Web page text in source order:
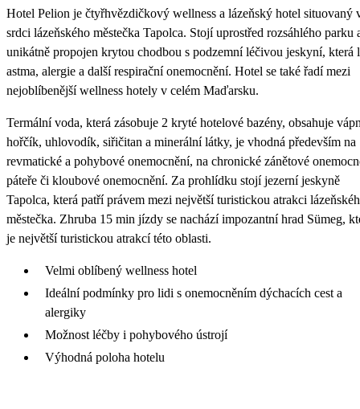
31
4 960
Hotel Pelion je čtyřhvězdičkový wellness a lázeňský hotel situovaný
srdci lázeňského městečka Tapolca. Stojí uprostřed rozsáhlého parku
unikátně propojen krytou chodbou s podzemní léčivou jeskyní, která
astma, alergie a další respirační onemocnění. Hotel se také řadí mezi
nejoblíbenější wellness hotely v celém Maďarsku.
Termální voda, která zásobuje 2 kryté hotelové bazény, obsahuje
hořčík, uhlovodík, siřičitan a minerální látky, je vhodná především na
revmatické a pohybové onemocnění, na chronické zánětové
páteře či kloubové onemocnění. Za prohlídku stojí jezerní jeskyně
Tapolca, která patří právem mezi největší turistickou atrakci
městečka. Zhruba 15 min jízdy se nachází impozantní hrad Sümeg,
je největší turistickou atrakcí této oblasti.
Velmi oblíbený wellness hotel
Ideální podmínky pro lidi s onemocněním dýchacích cest a
alergiky
Možnost léčby i pohybového ústrojí
Výhodná poloha hotelu